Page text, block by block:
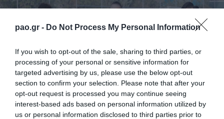
pao.gr - Do Not Process My Personal Information
If you wish to opt-out of the sale, sharing to third parties, or
processing of your personal or sensitive information for
targeted advertising by us, please use the below opt-out
section to confirm your selection. Please note that after your
opt-out request is processed you may continue seeing
interest-based ads based on personal information utilized by
us or personal information disclosed to third parties prior to